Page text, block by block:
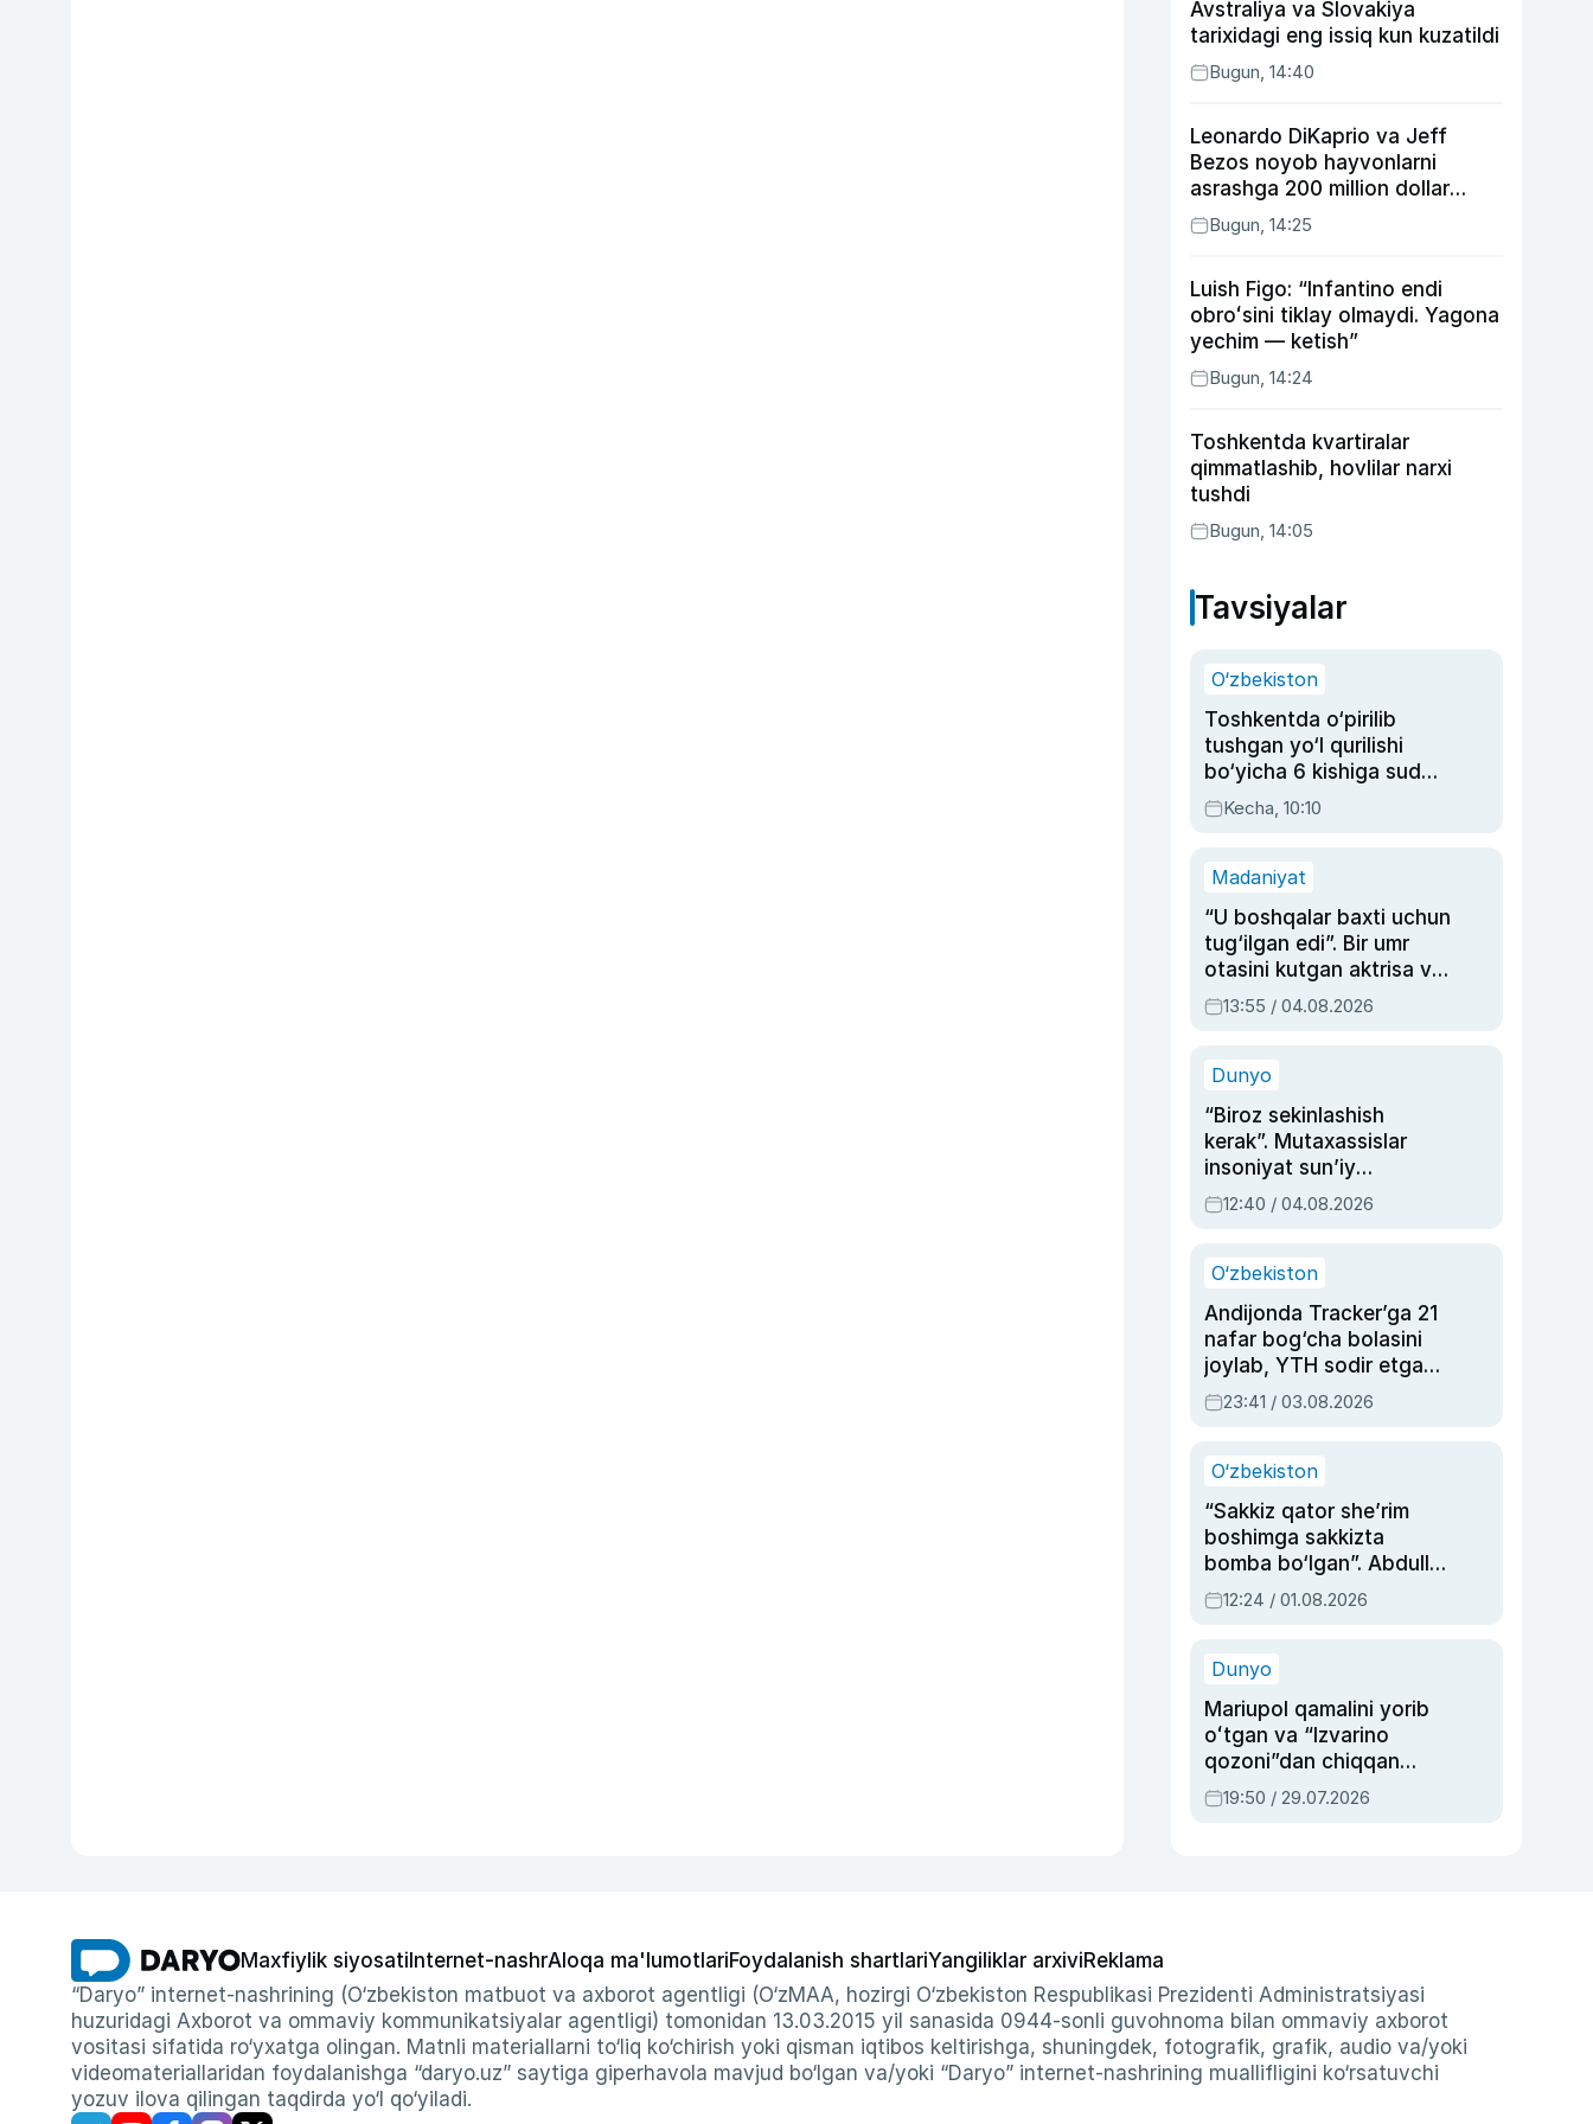
Avstraliya va Slovakiya
tarixidagi eng issiq kun kuzatildi
Bugun, 14:40
Leonardo DiKaprio va Jeff
Bezos noyob hayvonlarni
asrashga 200 million dollar
ajratdi
Bugun, 14:25
Luish Figo: “Infantino endi
obroʻsini tiklay olmaydi. Yagona
yechim — ketish”
Bugun, 14:24
Toshkentda kvartiralar
qimmatlashib, hovlilar narxi
tushdi
Bugun, 14:05
Tavsiyalar
O‘zbekiston
Toshkentda o‘pirilib
tushgan yo‘l qurilishi
bo‘yicha 6 kishiga sud
hukmi o‘qildi
Kecha, 10:10
Madaniyat
“U boshqalar baxti uchun
tug‘ilgan edi”. Bir umr
otasini kutgan aktrisa va
dublyaj ustasi Rimma
Ahmedovaning
13:55 / 04.08.2026
Dunyo
“Biroz sekinlashish
kerak”. Mutaxassislar
insoniyat sun’iy
intellektni boshqara
olmay qolishidan xavotir
12:40 / 04.08.2026
O‘zbekiston
Andijonda Tracker’ga 21
nafar bog‘cha bolasini
joylab, YTH sodir etgan
ayolga sud hukmi o‘qildi
23:41 / 03.08.2026
O‘zbekiston
“Sakkiz qator she’rim
boshimga sakkizta
bomba bo‘lgan”. Abdulla
Oripovni siyosiy
ayblovlardan asrab
12:24 / 01.08.2026
Dunyo
Mariupol qamalini yorib
oʻtgan va “Izvarino
qozoni”dan chiqqan
qahramon — Ukraina
armiyasi bosh
19:50 / 29.07.2026
Maxfiylik siyosati Internet-nashrAloqa ma'lumotlariFoydalanish shartlariYangiliklar arxiviReklama
“Daryo” internet-nashrining (O‘zbekiston matbuot va axborot agentligi (O‘zMAA, hozirgi O‘zbekiston Respublikasi Prezidenti Administratsiyasi
huzuridagi Axborot va ommaviy kommunikatsiyalar agentligi) tomonidan 13.03.2015 yil sanasida 0944-sonli guvohnoma bilan ommaviy axborot
vositasi sifatida ro‘yxatga olingan. Matnli materiallarni to‘liq ko‘chirish yoki qisman iqtibos keltirishga, shuningdek, fotografik, grafik, audio va/yoki
videomateriallaridan foydalanishga “daryo.uz” saytiga giperhavola mavjud bo‘lgan va/yoki “Daryo” internet-nashrining muallifligini ko‘rsatuvchi
yozuv ilova qilingan taqdirda yo‘l qo‘yiladi.